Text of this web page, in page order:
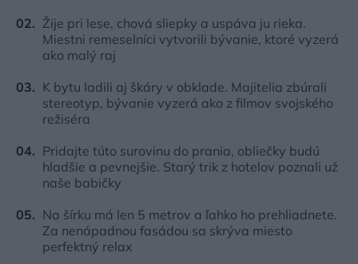
Žije pri lese, chová sliepky a uspáva ju rieka.
Miestni remeselníci vytvorili bývanie, ktoré vyzerá
ako malý raj
K bytu ladili aj škáry v obklade. Majitelia zbúrali
stereotyp, bývanie vyzerá ako z filmov svojského
režiséra
Pridajte túto surovinu do prania, obliečky budú
hladšie a pevnejšie. Starý trik z hotelov poznali už
naše babičky
Na šírku má len 5 metrov a ľahko ho prehliadnete.
Za nenápadnou fasádou sa skrýva miesto
perfektný relax